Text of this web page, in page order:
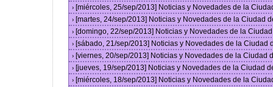
› [miércoles, 25/sep/2013] Noticias y Novedades de la
› [martes, 24/sep/2013] Noticias y Novedades de la Ciudad
› [domingo, 22/sep/2013] Noticias y Novedades de la
› [sábado, 21/sep/2013] Noticias y Novedades de la Ciudad
› [viernes, 20/sep/2013] Noticias y Novedades de la Ciudad
› [jueves, 19/sep/2013] Noticias y Novedades de la Ciudad
› [miércoles, 18/sep/2013] Noticias y Novedades de la